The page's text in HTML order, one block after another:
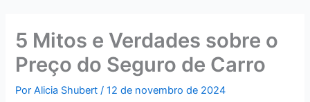
5 Mitos e Verdades sobre o
Preço do Seguro de Carro
PorAlicia Shubert/12 de novembro de 2024